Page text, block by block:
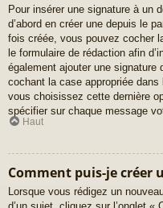
Pour insérer une signature à un
d’abord en créer une depuis le
fois créée, vous pouvez cocher
le formulaire de rédaction afin
également ajouter une
cochant la case appropriée dans
vous choisissez cette dernière
spécifier sur chaque message
Haut
Comment puis-je créer
Lorsque vous rédigez un